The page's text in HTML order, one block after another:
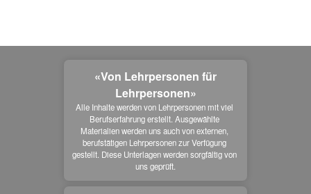
«Von Lehrpersonen für
Lehrpersonen»
Alle Inhalte werden von Lehrpersonen mit viel
Berufserfahrung erstellt. Ausgewählte
Materialien werden uns auch von externen,
berufstätigen Lehrpersonen zur Verfügung
gestellt. Diese Unterlagen werden sorgfältig von
uns geprüft.